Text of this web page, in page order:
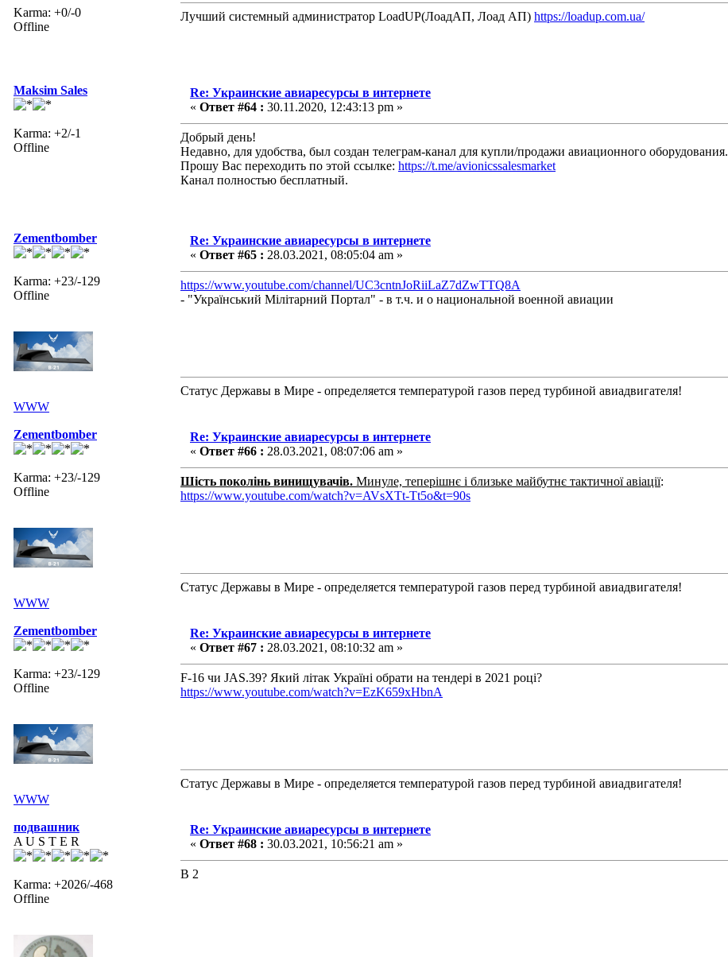
Karma: +0/-0
Offline
Лучший системный администратор LoadUP(ЛоадАП, Лоад АП) https://loadup.com.ua/
Maksim Sales
Karma: +2/-1
Offline
Re: Украинские авиаресурсы в интернете
« Ответ #64 : 30.11.2020, 12:43:13 pm »
Добрый день!
Недавно, для удобства, был создан телеграм-канал для купли/продажи авиационного оборудования.
Прошу Вас переходить по этой ссылке: https://t.me/avionicssalesmarket
Канал полностью бесплатный.
Zementbomber
Karma: +23/-129
Offline
WWW
Re: Украинские авиаресурсы в интернете
« Ответ #65 : 28.03.2021, 08:05:04 am »
https://www.youtube.com/channel/UC3cntnJoRiiLaZ7dZwTTQ8A
- "Український Мілітарний Портал" - в т.ч. и о национальной военной авиации
Статус Державы в Мире - определяется температурой газов перед турбиной авиадвигателя!
Zementbomber
Karma: +23/-129
Offline
WWW
Re: Украинские авиаресурсы в интернете
« Ответ #66 : 28.03.2021, 08:07:06 am »
Шість поколінь винищувачів. Минуле, теперішнє і близьке майбутнє тактичної авіації:
https://www.youtube.com/watch?v=AVsXTt-Tt5o&t=90s
Статус Державы в Мире - определяется температурой газов перед турбиной авиадвигателя!
Zementbomber
Karma: +23/-129
Offline
WWW
Re: Украинские авиаресурсы в интернете
« Ответ #67 : 28.03.2021, 08:10:32 am »
F-16 чи JAS.39? Який літак Україні обрати на тендері в 2021 році?
https://www.youtube.com/watch?v=EzK659xHbnA
Статус Державы в Мире - определяется температурой газов перед турбиной авиадвигателя!
подвашник
A U S T E R
Karma: +2026/-468
Offline
Re: Украинские авиаресурсы в интернете
« Ответ #68 : 30.03.2021, 10:56:21 am »
B 2